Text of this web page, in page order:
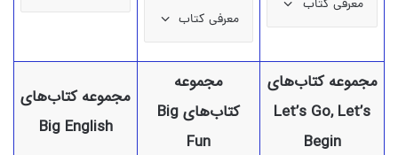
معرفی کتاب
معرفی کتاب
مجموعه کتاب‌های
Let’s Go, Let’s
Begin
مجموعه
کتاب‌های Big
Fun
مجموعه کتاب‌های
Big English